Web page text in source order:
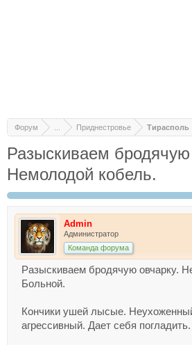
Форум Приднестровье Тирасполь
Разыскиваем бродячую
Немолодой кобель.
Admin
Администратор
Команда форума
Разыскиваем бродячую овчарку.
Больной.
Кончики ушей лысые.
агрессивный. Дает себя погладить.